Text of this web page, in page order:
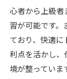
心者から上級
習が可能です。
ており、快適に
利点を活かし
境が整っていま